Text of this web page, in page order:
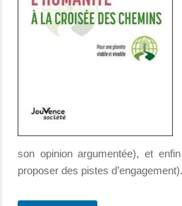
son opinion argumentée), et
proposer des pistes d’engagement).